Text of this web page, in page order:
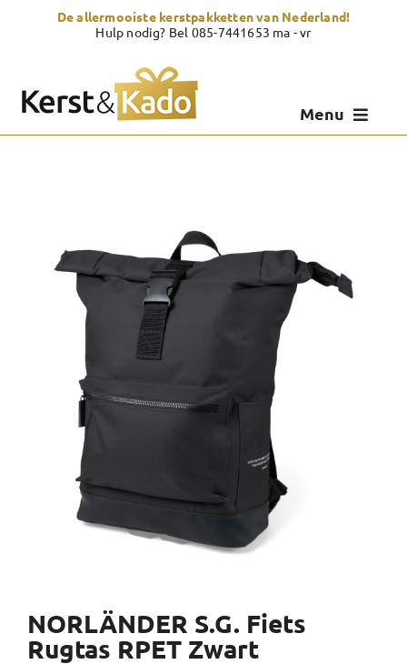
De allermooiste kerstpakketten van Nederland!
Hulp nodig? Bel 085-7441653 ma - vr
Menu
Zelf samenstellen
Showroom
Over Kerst & Kado
NORLÄNDER S.G. Fiets
Rugtas RPET Zwart